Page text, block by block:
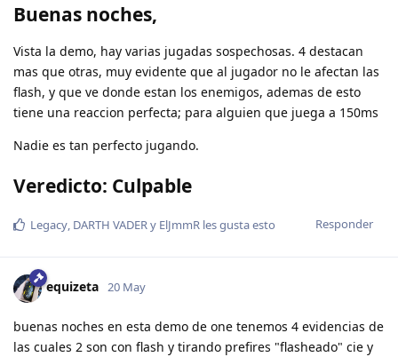
Buenas noches,
Vista la demo, hay varias jugadas sospechosas. 4 destacan
mas que otras, muy evidente que al jugador no le afectan las
flash, y que ve donde estan los enemigos, ademas de esto
tiene una reaccion perfecta; para alguien que juega a 150ms
Nadie es tan perfecto jugando.
Veredicto: Culpable
Responder
Legacy DARTH VADERy ElJmmR les gusta esto
equizeta 20 May
buenas noches en esta demo de one tenemos 4 evidencias de
las cuales 2 son con flash y tirando prefires "flasheado" cie y